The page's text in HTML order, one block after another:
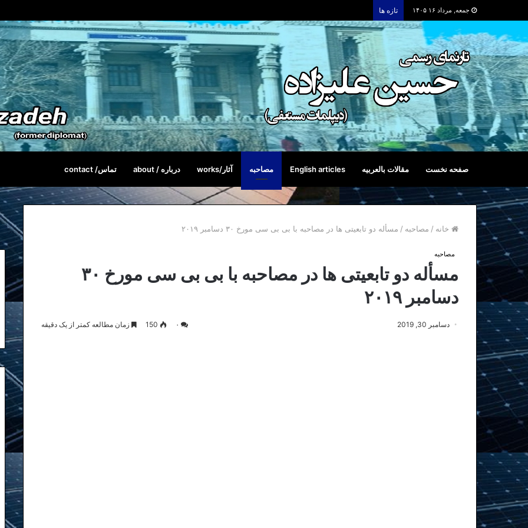
جمعه, مرداد ۱۶ ۱۴۰۵ تازه ها
صفحه نخست مقالات بالعربیه English articles مصاحبه آثار/works درباره / about تماس/ contact
خانه / مصاحبه / مسأله دو تابعیتی ها در مصاحبه با بی بی سی مورخ ۳۰ دسامبر ۲۰۱۹
مصاحبه
مسأله دو تابعیتی ها در مصاحبه با بی بی سی مورخ ۳۰
دسامبر ۲۰۱۹
دسامبر 30, 2019 ۰ 150 زمان مطالعه کمتر از یک دقیقه